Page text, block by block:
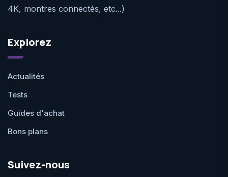
4K, montres connectés, etc...)
Explorez
Actualités
Tests
Guides d'achat
Bons plans
Suivez-nous